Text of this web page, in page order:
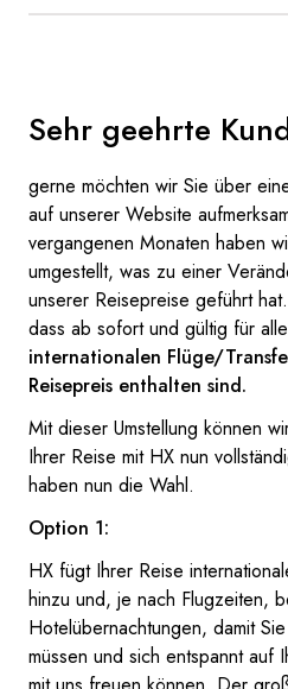
Sehr geehrte
gerne möchten wir Sie über
auf unserer Website
vergangenen Monaten haben
umgestellt, was zu einer
unserer Reisepreise geführt
dass ab sofort und gültig für
internationalen Flüge/
Reisepreis enthalten sind.
Mit dieser Umstellung können
Ihrer Reise mit HX nun
haben nun die Wahl.
Option 1:
HX fügt Ihrer Reise
hinzu und, je nach Flugzeiten,
Hotelübernachtungen, damit
müssen und sich entspannt auf